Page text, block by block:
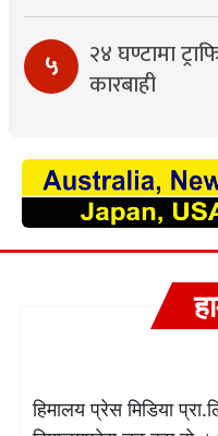
५
२४ घण्टामा
कारबाही
हिमालय प्रेस मिडिया